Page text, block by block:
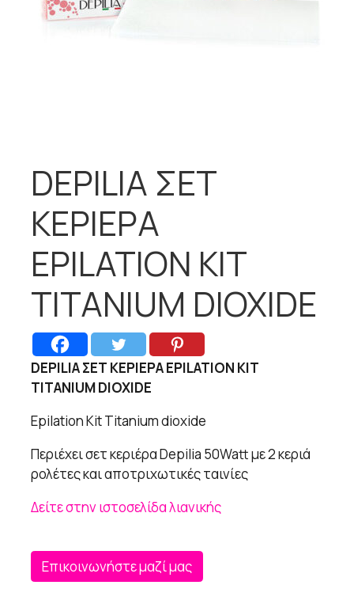
DEPILIA ΣΕΤ
ΚΕΡΙΕΡΑ
EPILATION KIT
TITANIUM DIOXIDE
DEPILIA ΣΕΤ ΚΕΡΙΕΡΑ EPILATION KIT
TITANIUM DIOXIDE
Epilation Kit Titanium dioxide
Περιέχει σετ κεριέρα Depilia 50Watt με 2 κεριά
ρολέτες και αποτριχωτικές ταινίες
Δείτε στην ιστοσελίδα λιανικής
Επικοινωνήστε μαζί μας